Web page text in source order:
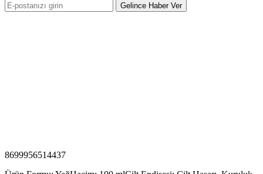
Gelince Haber Ver
8699956514437